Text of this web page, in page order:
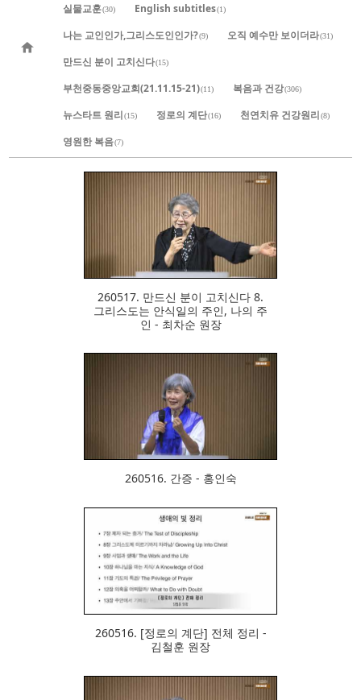
실물교훈(30) English subtitles(1)
나는 교인인가,그리스도인인가?(9) 오직 예수만 보이더라(31)
만드신 분이 고치신다(15)
부천중동중앙교회(21.11.15-21)(11) 복음과 건강(306)
뉴스타트 원리(15) 정로의 계단(16) 천연치유 건강원리(8)
영원한 복음(7)
260517. 만드신 분이 고치신다 8.
그리스도는 안식일의 주인, 나의 주
인 - 최차순 원장
260516. 간증 - 홍인숙
327
260516. [정로의 계단] 전체 정리 -
김철훈 원장